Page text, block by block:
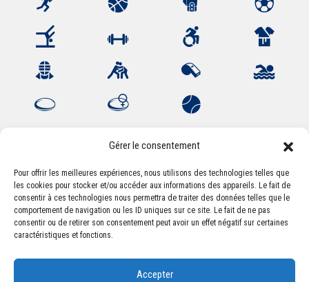
Gérer le consentement
Pour offrir les meilleures expériences, nous utilisons des technologies telles que
les cookies pour stocker et/ou accéder aux informations des appareils. Le fait de
consentir à ces technologies nous permettra de traiter des données telles que le
comportement de navigation ou les ID uniques sur ce site. Le fait de ne pas
consentir ou de retirer son consentement peut avoir un effet négatif sur certaines
caractéristiques et fonctions.
Accepter
Association Sportive Montferrandaise
84, boulevard Léon Jouhaux
CS 80221 - 63021 Clermont-Ferrand Cedex 2
accueil@asm-omnisports.com